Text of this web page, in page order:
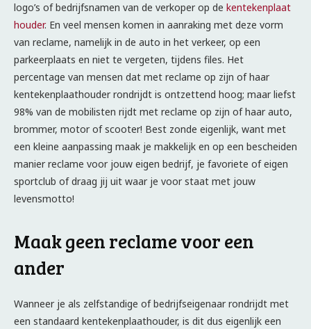
logo’s of bedrijfsnamen van de verkoper op de kentekenplaat
houder. En veel mensen komen in aanraking met deze vorm
van reclame, namelijk in de auto in het verkeer, op een
parkeerplaats en niet te vergeten, tijdens files. Het
percentage van mensen dat met reclame op zijn of haar
kentekenplaathouder rondrijdt is ontzettend hoog; maar liefst
98% van de mobilisten rijdt met reclame op zijn of haar auto,
brommer, motor of scooter! Best zonde eigenlijk, want met
een kleine aanpassing maak je makkelijk en op een bescheiden
manier reclame voor jouw eigen bedrijf, je favoriete of eigen
sportclub of draag jij uit waar je voor staat met jouw
levensmotto!
Maak geen reclame voor een
ander
Wanneer je als zelfstandige of bedrijfseigenaar rondrijdt met
een standaard kentekenplaathouder, is dit dus eigenlijk een